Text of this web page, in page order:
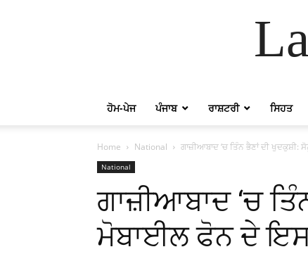
ਹੋਮ-ਪੇਜ ਪੰਜਾਬ ਰਾਸ਼ਟਰੀ ਸਿਹਤ
Home National ਗਾਜ਼ੀਆਬਾਦ ‘ਚ ਤਿੰਨ ਭੈਣਾਂ ਦੀ
National
ਗਾਜ਼ੀਆਬਾਦ ‘ਚ
ਮੋਬਾਈਲ ਫੋਨ ਦੇ